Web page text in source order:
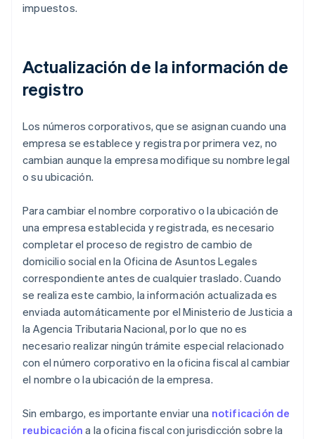
impuestos.
Actualización de la información de
registro
Los números corporativos, que se asignan cuando una
empresa se establece y registra por primera vez, no
cambian aunque la empresa modifique su nombre legal
o su ubicación.
Para cambiar el nombre corporativo o la ubicación de
una empresa establecida y registrada, es necesario
completar el proceso de registro de cambio de
domicilio social en la Oficina de Asuntos Legales
correspondiente antes de cualquier traslado. Cuando
se realiza este cambio, la información actualizada es
enviada automáticamente por el Ministerio de Justicia a
la Agencia Tributaria Nacional, por lo que no es
necesario realizar ningún trámite especial relacionado
con el número corporativo en la oficina fiscal al cambiar
el nombre o la ubicación de la empresa.
Sin embargo, es importante enviar una notificación de
reubicación a la oficina fiscal con jurisdicción sobre la